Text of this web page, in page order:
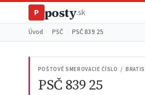
P posty.sk
Úvod PSČ PSČ 839 25
POŠTOVÉ SMEROVACIE ČÍSLO /
PSČ 839 25